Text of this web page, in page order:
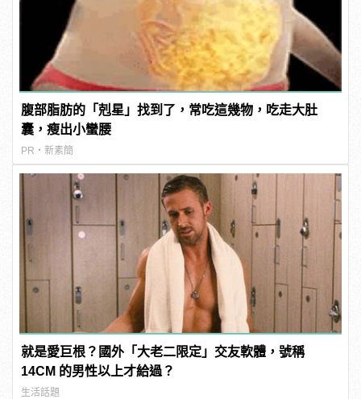
腹部脂肪的「剋星」找到了，常吃這幾物，吃走大肚
囊，瘦出小蠻腰
PR・新素簡
就是愛巨根？國外「大老二限定」交友軟體，號稱
14CM 的男性以上才給過？
生活話題